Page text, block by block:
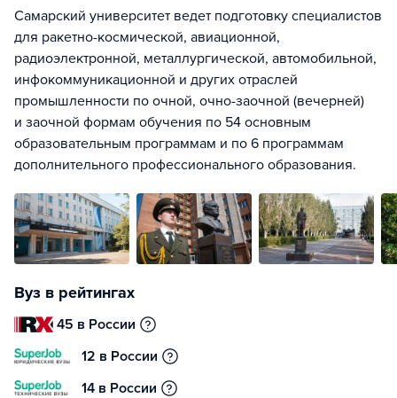
Самарский университет ведет подготовку специалистов
для ракетно-космической, авиационной,
радиоэлектронной, металлургической, автомобильной,
инфокоммуникационной и других отраслей
промышленности по очной, очно-заочной (вечерней)
и заочной формам обучения по 54 основным
образовательным программам и по 6 программам
дополнительного профессионального образования.
Вуз в рейтингах
45 в России
12 в России
14 в России